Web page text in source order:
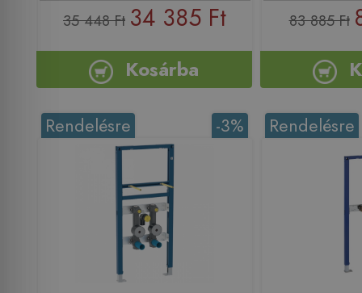
35 448 Ft 34 385 Ft
Kosárba
83 885 Ft
-3%
Rendelésre Rendelésre